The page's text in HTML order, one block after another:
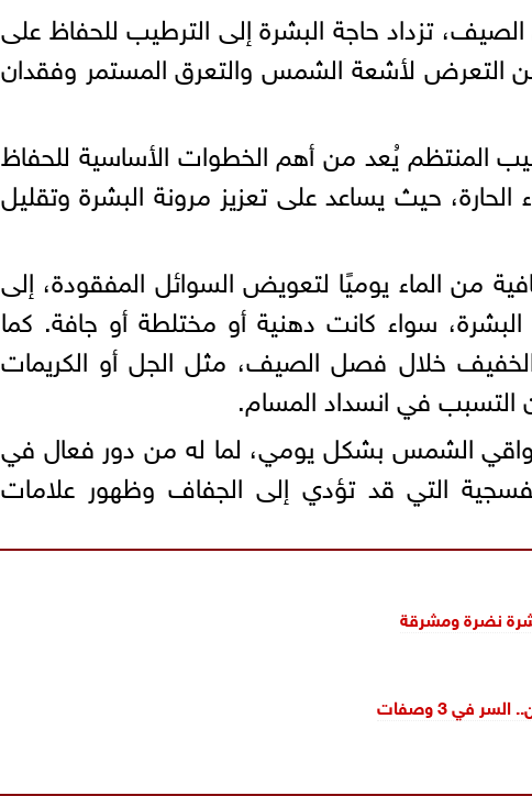
تزداد حاجة البشرة إلى الترطيب للحفاظ على
عن التعرض لأشعة الشمس والتعرق المستمر وفقدان
المنتظم يُعد من أهم الخطوات الأساسية للحفاظ
حيث يساعد على تعزيز مرونة البشرة وتقليل
من الماء يوميًا لتعويض السوائل المفقودة، إلى
سواء كانت دهنية أو مختلطة أو جافة. كما
خلال فصل الصيف، مثل الجل أو الكريمات
التسبب في انسداد المسام.
واقي الشمس بشكل يومي، لما له من دور فعال في
التي قد تؤدي إلى الجفاف وظهور علامات
نضرة ومشرقة
في 3 وصفات